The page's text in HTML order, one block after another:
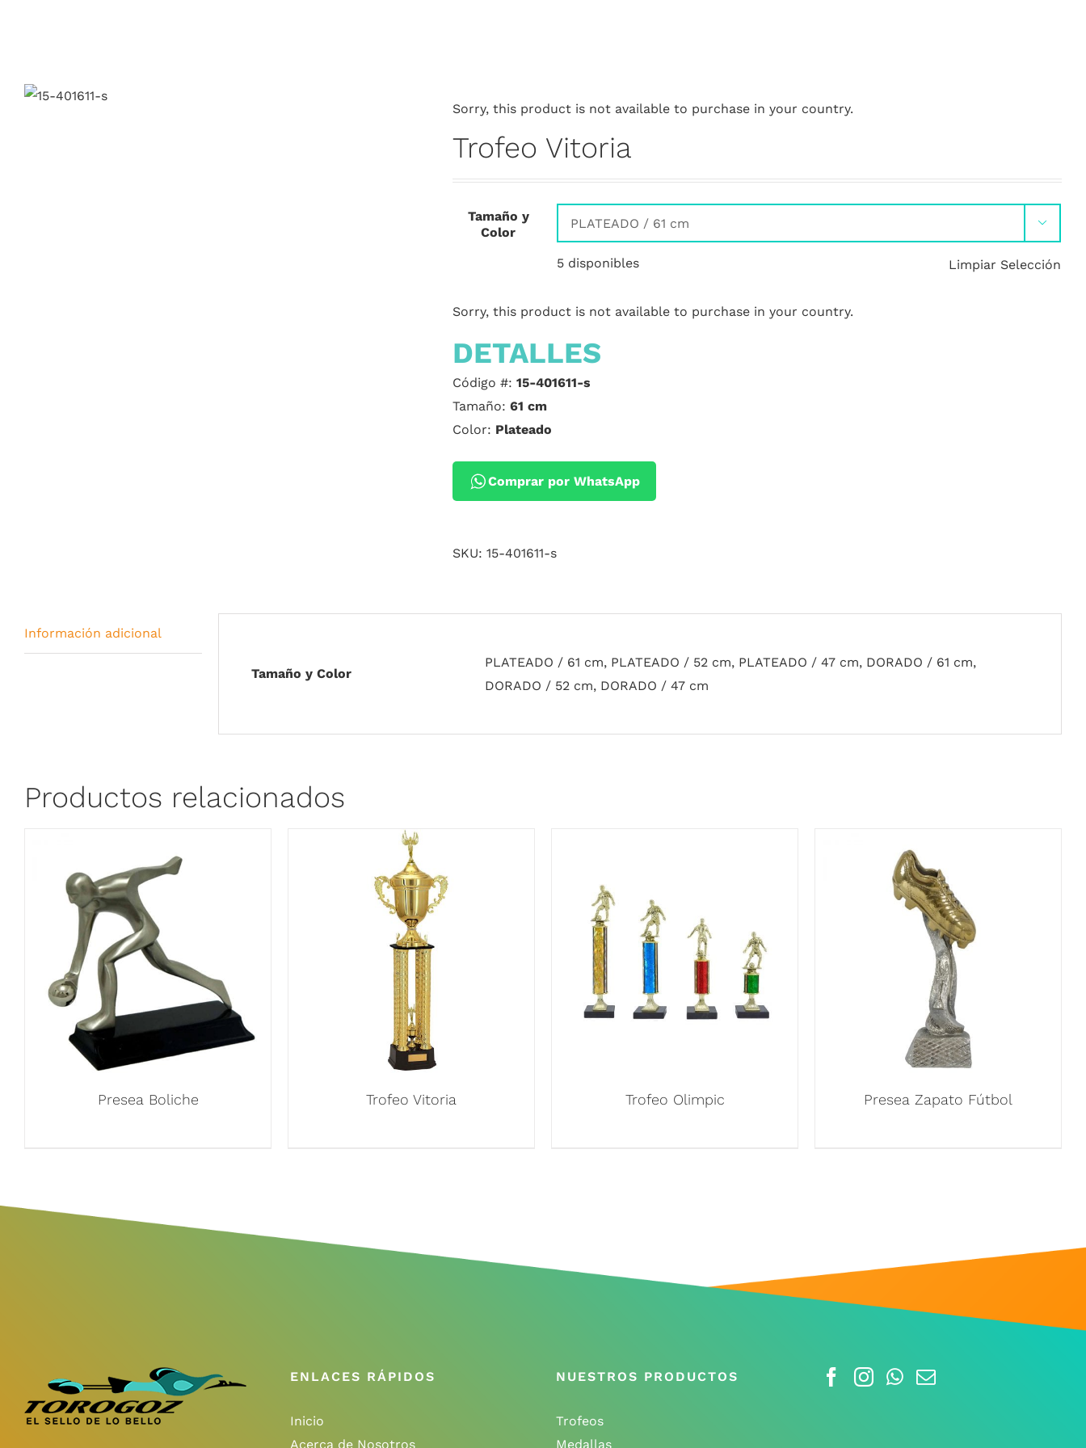
Sorry, this product is not available to purchase in your country.
Trofeo Vitoria
Tamaño y
Color

5 disponibles Limpiar Selección
Sorry, this product is not available to purchase in your country.
DETALLES
Código #: 15-401611-s
Tamaño: 61 cm
Color: Plateado
Comprar por WhatsApp
SKU: 15-401611-s
Información adicional
Tamaño y Color
PLATEADO / 61 cm, PLATEADO / 52 cm, PLATEADO / 47 cm, DORADO / 61 cm,
DORADO / 52 cm, DORADO / 47 cm
Productos relacionados
Presea Boliche Trofeo Vitoria Trofeo Olimpic Presea Zapato Fútbol
ENLACES RÁPIDOS
Inicio
Acerca de Nosotros
NUESTROS PRODUCTOS
Trofeos
Medallas